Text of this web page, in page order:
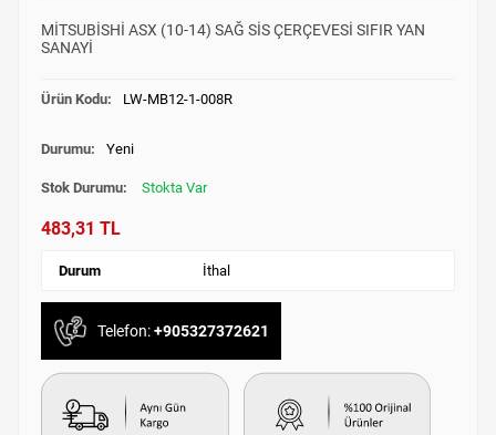
MİTSUBİSHİ ASX (10-14) SAĞ SİS ÇERÇEVESİ SIFIR YAN
SANAYİ
Ürün Kodu: LW-MB12-1-008R
Durumu: Yeni
Stok Durumu: Stokta Var
483,31 TL
Durum İthal
Telefon:+905327372621